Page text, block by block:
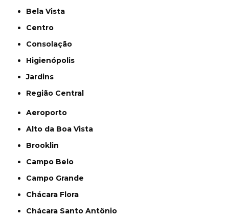
Bela Vista
Centro
Consolação
Higienópolis
Jardins
Região Central
Aeroporto
Alto da Boa Vista
Brooklin
Campo Belo
Campo Grande
Chácara Flora
Chácara Santo Antônio